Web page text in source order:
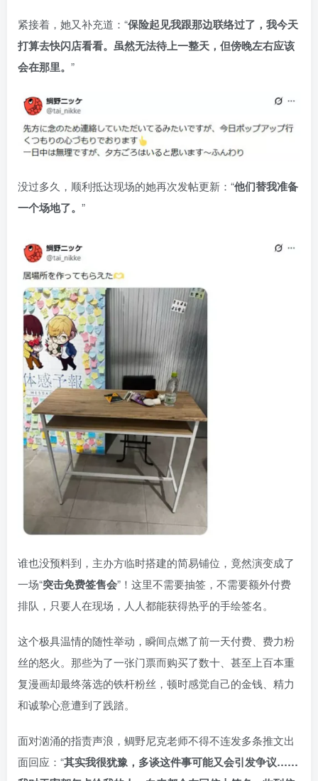
紧接着，她又补充道：“保险起见我跟那边联络过了，我今天
打算去快闪店看看。虽然无法待上一整天，但傍晚左右应该
会在那里。 ”
没过多久，顺利抵达现场的她再次发帖更新：“他们替我准备
一个场地了。 ”
谁也没预料到，主办方临时搭建的简易铺位，竟然演变成了
一场“突击免费签售会”！这里不需要抽签，不需要额外付费
排队，只要人在现场，人人都能获得热乎的手绘签名。
这个极具温情的随性举动，瞬间点燃了前一天付费、费力粉
丝的怒火。那些为了一张门票而购买了数十、甚至上百本重
复漫画却最终落选的铁杆粉丝，顿时感觉自己的金钱、精力
和诚挚心意遭到了践踏。
面对汹涌的指责声浪，鲷野尼克老师不得不连发多条推文出
面回应：“其实我很犹豫，多谈这件事可能又会引发争议……